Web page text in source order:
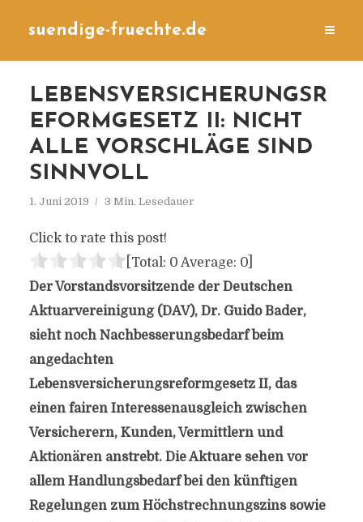
suendige-fruechte.de
LEBENSVERSICHERUNGSR
EFORMGESETZ II: NICHT
ALLE VORSCHLÄGE SIND
SINNVOLL
1. Juni 2019 3 Min. Lesedauer
Click to rate this post!
[Total: 0 Average: 0]
Der Vorstandsvorsitzende der Deutschen
Aktuarvereinigung (DAV), Dr. Guido Bader,
sieht noch Nachbesserungsbedarf beim
angedachten
Lebensversicherungsreformgesetz II, das
einen fairen Interessenausgleich zwischen
Versicherern, Kunden, Vermittlern und
Aktionären anstrebt. Die Aktuare sehen vor
allem Handlungsbedarf bei den künftigen
Regelungen zum Höchstrechnungszins sowie